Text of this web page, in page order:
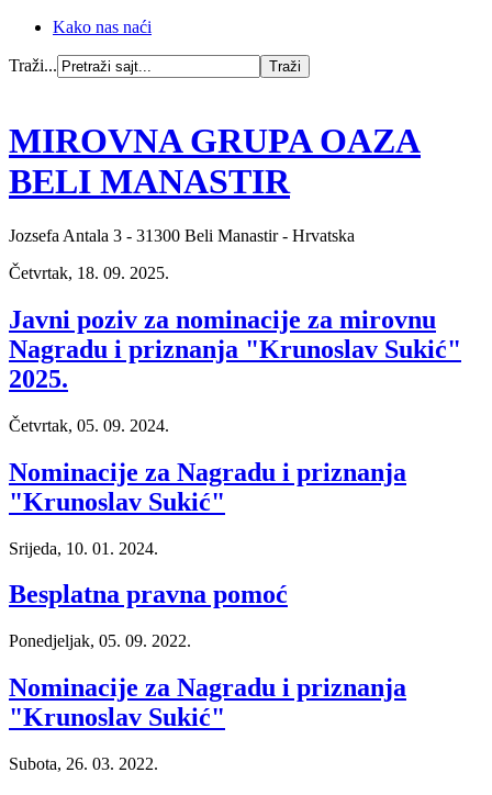
Kako nas naći
Traži...
MIROVNA GRUPA OAZA
BELI MANASTIR
Jozsefa Antala 3 - 31300 Beli Manastir - Hrvatska
Četvrtak, 18. 09. 2025.
Javni poziv za nominacije za mirovnu
Nagradu i priznanja "Krunoslav Sukić"
2025.
Četvrtak, 05. 09. 2024.
Nominacije za Nagradu i priznanja
"Krunoslav Sukić"
Srijeda, 10. 01. 2024.
Besplatna pravna pomoć
Ponedjeljak, 05. 09. 2022.
Nominacije za Nagradu i priznanja
"Krunoslav Sukić"
Subota, 26. 03. 2022.